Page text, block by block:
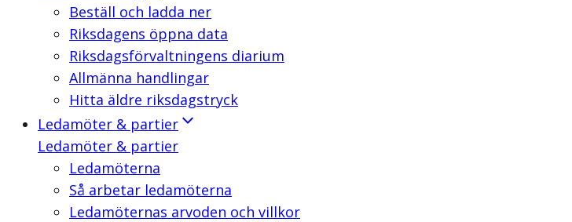
Beställ och ladda ner
Riksdagens öppna data
Riksdagsförvaltningens diarium
Allmänna handlingar
Hitta äldre riksdagstryck
Ledamöter & partier
Ledamöter & partier
Ledamöterna
Så arbetar ledamöterna
Ledamöternas arvoden och villkor